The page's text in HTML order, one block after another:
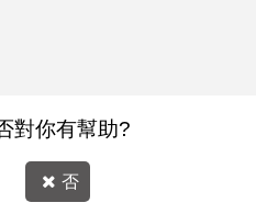
對你有幫助?
否